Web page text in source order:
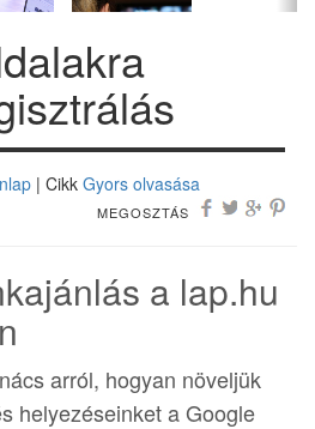
| Cikk Gyors olvasása
MEGOSZTÁS
a lap.hu
arról, hogyan növeljük
helyezéseinket a Google